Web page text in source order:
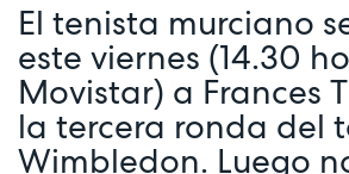
El tenista murciano
este viernes (14.30
Movistar) a Frances
la tercera ronda del
Wimbledon. Luego